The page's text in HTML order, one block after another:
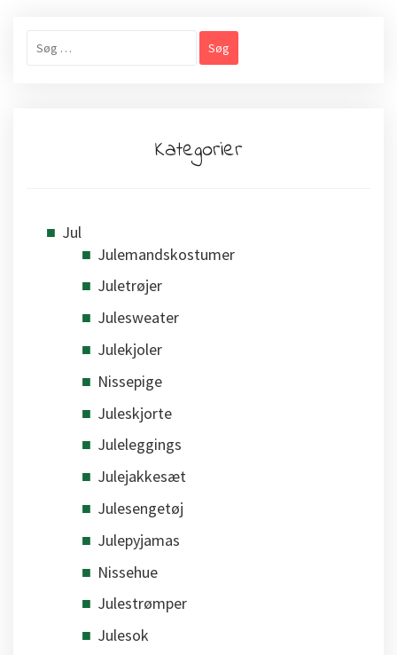
efter:
Kategorier
Jul
Julemandskostumer
Juletrøjer
Julesweater
Julekjoler
Nissepige
Juleskjorte
Juleleggings
Julejakkesæt
Julesengetøj
Julepyjamas
Nissehue
Julestrømper
Julesok